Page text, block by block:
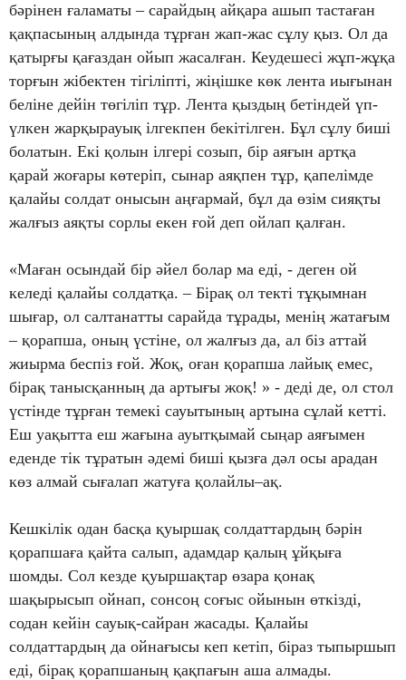
бәрінен ғаламаты – сарайдың айқара ашып тастаған
қақпасының алдында тұрған жап-жас сұлу қыз. Ол да
қатырғы қағаздан ойып жасалған. Кеудешесі жұп-жұқа
торғын жібектен тігіліпті, жіңішке көк лента иығынан
беліне дейін төгіліп тұр. Лента қыздың бетіндей үп-
үлкен жарқырауық ілгекпен бекітілген. Бұл сұлу биші
болатын. Екі қолын ілгері созып, бір аяғын артқа
қарай жоғары көтеріп, сынар аяқпен тұр, қапелімде
қалайы солдат онысын аңғармай, бұл да өзім сияқты
жалғыз аяқты сорлы екен ғой деп ойлап қалған.
«Маған осындай бір әйел болар ма еді, - деген ой
келеді қалайы солдатқа. – Бірақ ол текті тұқымнан
шығар, ол салтанатты сарайда тұрады, менің жатағым
– қорапша, оның үстіне, ол жалғыз да, ал біз аттай
жиырма беспіз ғой. Жоқ, оған қорапша лайық емес,
бірақ танысқанның да артығы жоқ! » - деді де, ол стол
үстінде тұрған темекі сауытының артына сұлай кетті.
Еш уақытта еш жағына ауытқымай сыңар аяғымен
еденде тік тұратын әдемі биші қызға дәл осы арадан
көз алмай сығалап жатуға қолайлы–ақ.
Кешкілік одан басқа қуыршақ солдаттардың бәрін
қорапшаға қайта салып, адамдар қалың ұйқыға
шомды. Сол кезде қуыршақтар өзара қонақ
шақырысып ойнап, сонсоң соғыс ойынын өткізді,
содан кейін сауық-сайран жасады. Қалайы
солдаттардың да ойнағысы кеп кетіп, біраз тыпыршып
еді, бірақ қорапшаның қақпағын аша алмады.